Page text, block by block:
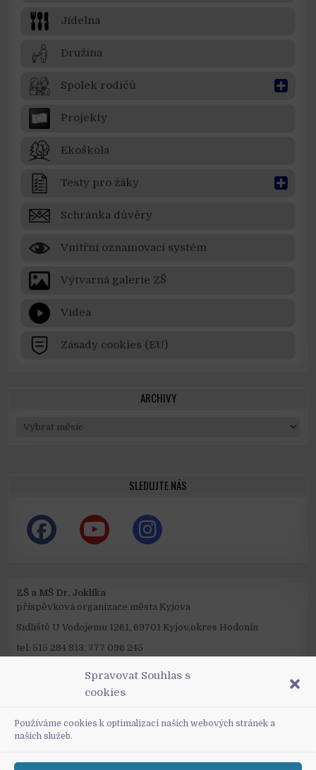
Spravovat Souhlas s
cookies
Používáme cookies k optimalizaci našich webových stránek a
našich služeb.
Jídelna
Družina
Spolek rodičů
Projekty
Ekoškola
Testy pro žáky
Schránka důvěry
Vnitřní oznamovací systém
Výtvarná galerie ZŠ
Videa
Zásady cookies (EU)
ARCHIVY
Archivy
SLEDUJTE NÁS
ZŠ a MŠ Dr. Joklíka
příspěvková organizace města Kyjova
Sídliště U Vodojemu 1261, 69701 Kyjov,okres Hodonín
tel: 515 284 813, 777 096 245